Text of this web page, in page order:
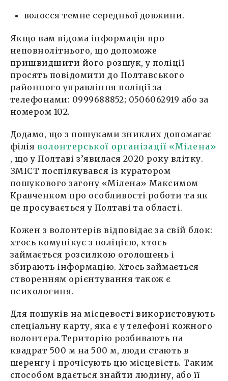
волосся темне середньої довжини.
Якщо вам відома інформація про
неповнолітнього, що допоможе
пришвидшити його розшук, у поліції
просять повідомити до Полтавського
районного управління поліції за
телефонами: 0999688852; 0506062919 або за
номером 102.
Додамо, що з пошуками зниклих допомагає
філія волонтерської організації «Мілена»
, що у Полтаві з’явилася 2020 року влітку.
ЗМІСТ поспілкувався із куратором
пошукового загону «Мілена» Максимом
Кравченком про особливості роботи та як
це просувається у Полтаві та області.
Кожен з волонтерів відповідає за свій блок:
хтось комунікує з поліцією, хтось
займається розсилкою оголошень і
збирають інформацію. Хтось займається
створенням орієнтування також є
психологиня.
Для пошуків на місцевості використовують
спеціальну карту, яка є у телефоні кожного
волонтера.Територію розбивають на
квадрат 500 м на 500 м, люди стають в
шеренгу і прочісують цю місцевість. Таким
способом вдається знайти людину, або її